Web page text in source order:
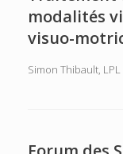
modalités
visuo-
Simon Thibault, LPL